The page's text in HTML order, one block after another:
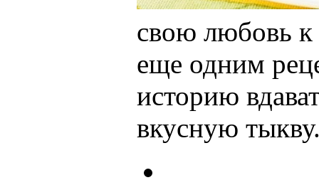
свою любовь к
еще одним
историю
вкусную